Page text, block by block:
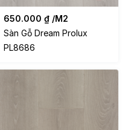
650.000 ₫ /M2
Sàn Gỗ Dream Prolux
PL8686